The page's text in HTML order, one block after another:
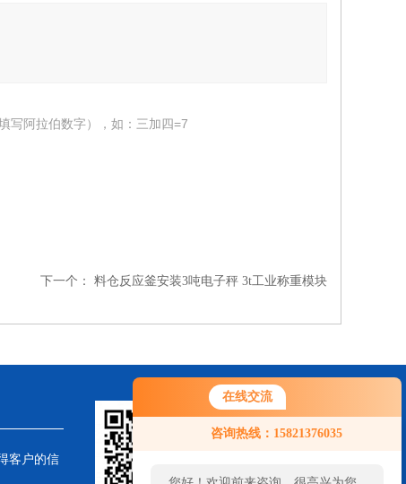
在线交流
咨询热线：15821376035
写阿拉伯数字），如：三加四=7
下一个： 料仓反应釜安装3吨电子秤 3t工业称重模块
客户的信